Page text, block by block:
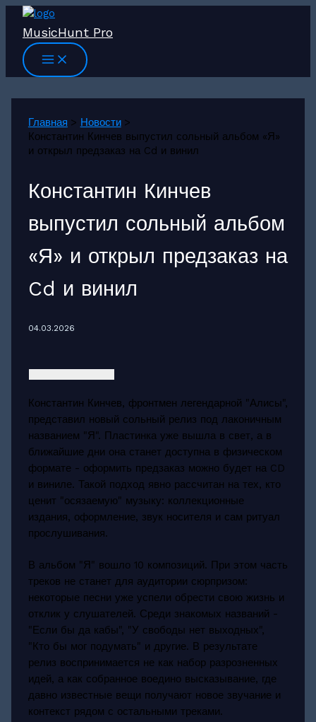
Перейти
содержимому
MusicHunt Pro
Главная
Новости
Константин Кинчев выпустил сольный альбом «Я»
и открыл предзаказ на Cd и винил
Константин Кинчев
выпустил сольный альбом
«Я» и открыл предзаказ на
Cd и винил
04.03.2026
Константин Кинчев, фронтмен легендарной "Алисы",
представил новый сольный релиз под лаконичным
названием "Я". Пластинка уже вышла в свет, а в
ближайшие дни она станет доступна в физическом
формате - оформить предзаказ можно будет на CD
и виниле. Такой подход явно рассчитан на тех, кто
ценит "осязаемую" музыку: коллекционные
издания, оформление, звук носителя и сам ритуал
прослушивания.
В альбом "Я" вошло 10 композиций. При этом часть
треков не станет для аудитории сюрпризом:
некоторые песни уже успели обрести свою жизнь и
отклик у слушателей. Среди знакомых названий -
"Если бы да кабы", "У свободы нет выходных",
"Кто бы мог подумать" и другие. В результате
релиз воспринимается не как набор разрозненных
идей, а как собранное воедино высказывание, где
давно известные вещи получают новое звучание и
контекст рядом с остальными треками.